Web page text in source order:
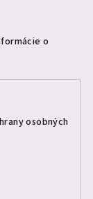
o
osobných